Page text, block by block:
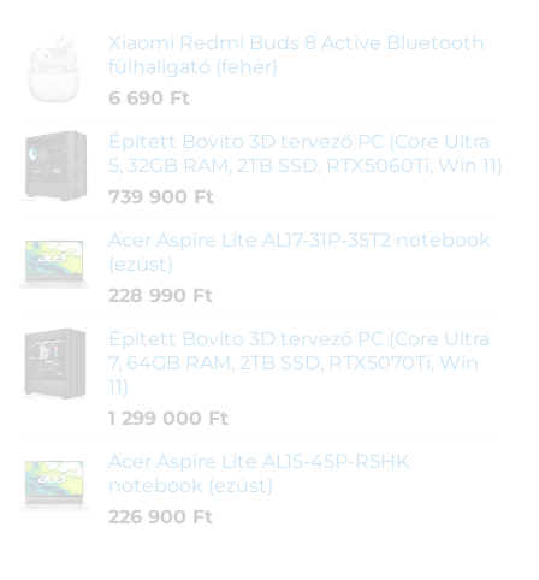
Xiaomi Redmi Buds 8 Active Bluetooth
fülhallgató (fehér)
6 690 Ft
Épített Bovito 3D tervező PC (Core Ultra
5, 32GB RAM, 2TB SSD, RTX5060Ti, Win 11)
739 900 Ft
Acer Aspire Lite AL17-31P-35T2 notebook
(ezüst)
228 990 Ft
Épített Bovito 3D tervező PC (Core Ultra
7, 64GB RAM, 2TB SSD, RTX5070Ti, Win
11)
1 299 000 Ft
Acer Aspire Lite AL15-45P-R5HK
notebook (ezüst)
226 900 Ft